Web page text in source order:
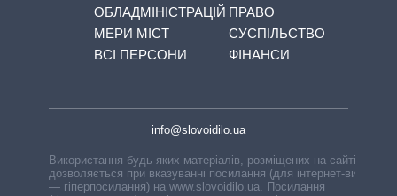
ОБЛАДМІНІСТРАЦІЙ
МЕРИ МІСТ
ВСІ ПЕРСОНИ
ПРАВО
СУСПІЛЬСТВО
ФІНАНСИ
info@slovoidilo.ua
Використання будь-яких матеріалів, розміщених на сайті,
дозволяється при вказуванні посилання (для інтернет-видань
— гіперпосилання) на www.slovoidilo.ua. Посилання